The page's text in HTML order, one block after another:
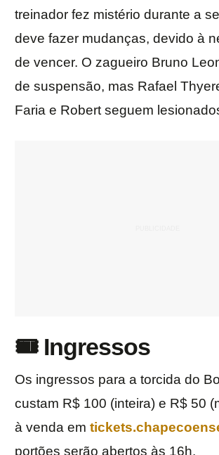
treinador fez mistério durante a
deve fazer mudanças, devido à
de vencer. O zagueiro Bruno
de suspensão, mas Rafael
Faria e Robert seguem
🎟️ Ingressos
Os ingressos para a torcida do
custam R$ 100 (inteira) e R$ 50
à venda em
portões serão abertos às 16h.